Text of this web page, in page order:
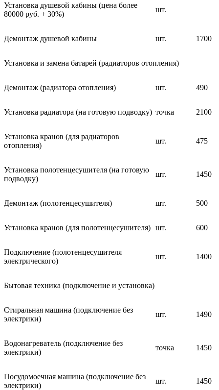
Установка душевой кабины (цена более
80000 руб. + 30%)
шт.
Демонтаж душевой кабины шт. 1700
Установка и замена батарей (радиаторов отопления)
Демонтаж (радиатора отопления) шт. 490
Установка радиатора (на готовую подводку) точка 2100
Установка кранов (для радиаторов
отопления)
шт. 475
Установка полотенцесушителя (на готовую
подводку)
шт. 1450
Демонтаж (полотенцесушителя) шт. 500
Установка кранов (для полотенцесушителя) шт. 600
Подключение (полотенцесушителя
электрического)
шт. 1400
Бытовая техника (подключение и установка)
Стиральная машина (подключение без
электрики)
шт. 1490
Водонагреватель (подключение без
электрики)
точка 1450
Посудомоечная машина (подключение без
электрики)
шт. 1450